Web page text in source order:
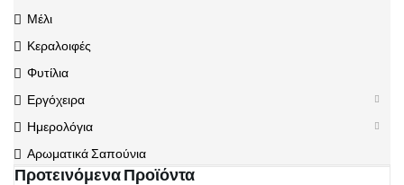
Μέλι
Κεραλοιφές
Φυτίλια
Εργόχειρα
Ημερολόγια
Αρωματικά Σαπούνια
Προτεινόμενα Προϊόντα